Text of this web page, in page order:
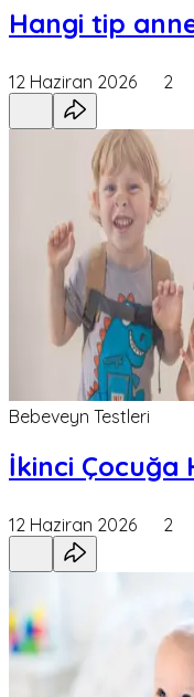
Hangi tip
12 Haziran 2026 2
Bebeveyn Testleri
İkinci Çocuğa
12 Haziran 2026 2